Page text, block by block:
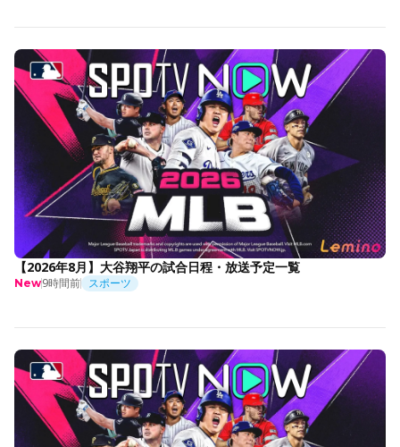
【2026年8月】大谷翔平の試合日程・放送予定一覧
New9時間前 スポーツ